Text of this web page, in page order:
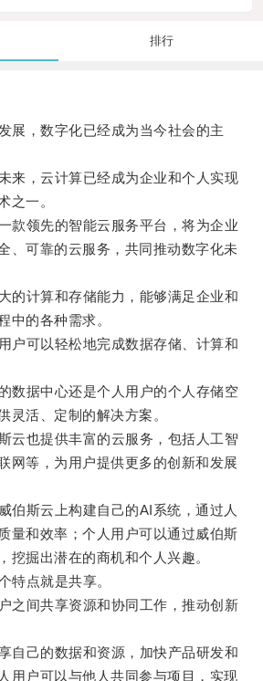
排行
，数字化已经成为当今社会的主
，云计算已经成为企业和个人实现
之一。
领先的智能云服务平台，将为企业
、可靠的云服务，共同推动数字化未
计算和存储能力，能够满足企业和
中的各种需求。
可以轻松地完成数据存储、计算和
据中心还是个人用户的个人存储空
灵活、定制的解决方案。
也提供丰富的云服务，包括人工智
网等，为用户提供更多的创新和发展
斯云上构建自己的AI系统，通过人
量和效率；个人用户可以通过威伯斯
挖掘出潜在的商机和个人兴趣。
点就是共享。
间共享资源和协同工作，推动创新
己的数据和资源，加快产品研发和
用户可以与他人共同参与项目，实现